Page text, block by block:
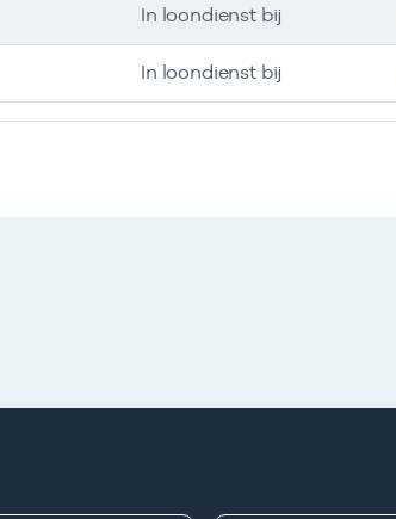
In loondienst bij
In loondienst bij